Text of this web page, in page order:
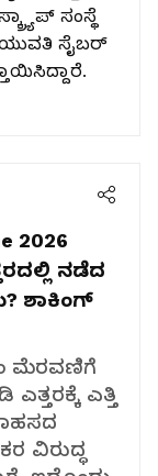
ಸಂಸ್ಥೆ
ಯುವತಿ ಸೈಬರ್
2026
ನಡೆದ
ಶಾಕಿಂಗ್​
ಮೆರವಣಿಗೆ
ಎತ್ತಿ
ವಿರುದ್ಧ